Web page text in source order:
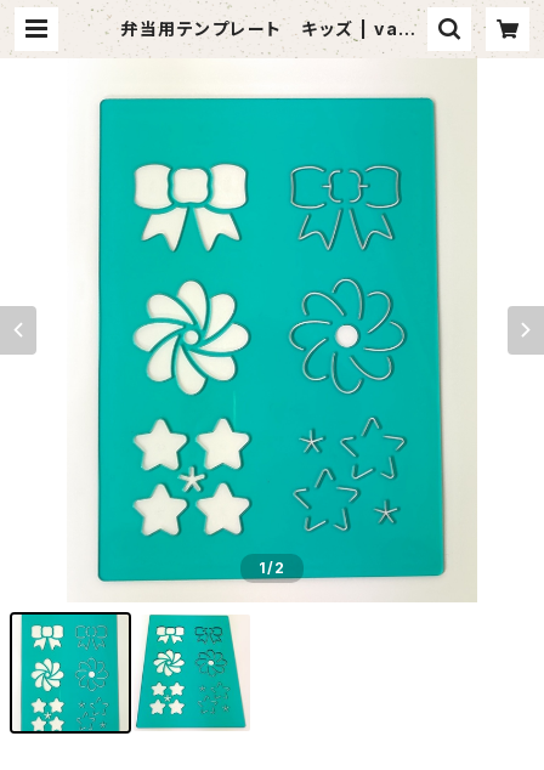
弁当用テンプレート キッズ | vand
aful （バンダフル）
1/2